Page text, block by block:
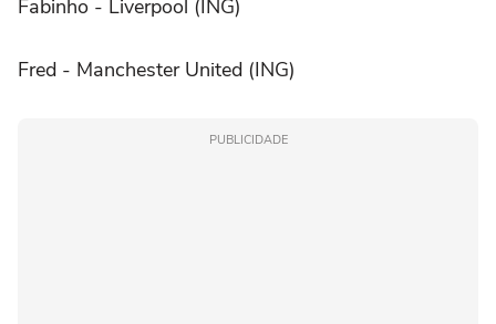
Fabinho - Liverpool (ING)
Fred - Manchester United (ING)
PUBLICIDADE